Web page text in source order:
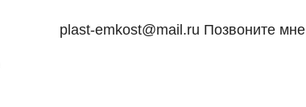
plast-emkost@mail.ru Позвоните мне